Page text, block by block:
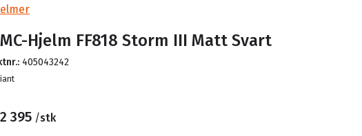
MC-Hjelm FF818 Storm III Matt Svart
405043242
395 /stk